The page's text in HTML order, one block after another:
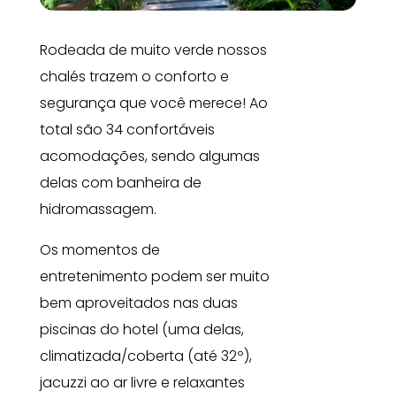
Rodeada de muito verde nossos
chalés trazem o conforto e
segurança que você merece! Ao
total são 34 confortáveis
acomodações, sendo algumas
delas com banheira de
hidromassagem.
Os momentos de
entretenimento podem ser muito
bem aproveitados nas duas
piscinas do hotel (uma delas,
climatizada/coberta (até 32º),
jacuzzi ao ar livre e relaxantes